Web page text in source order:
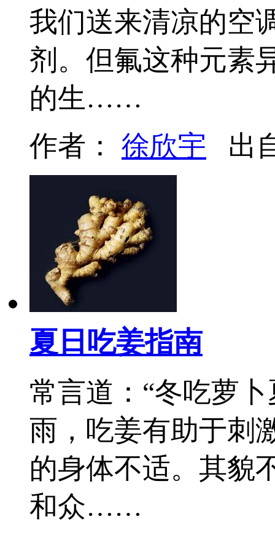
我们送来清凉的空
剂。但氟这种元素
的生……
作者： 徐欣宇 出
夏日吃姜指南
常言道：“冬吃萝
雨，吃姜有助于刺
的身体不适。其貌
和众……